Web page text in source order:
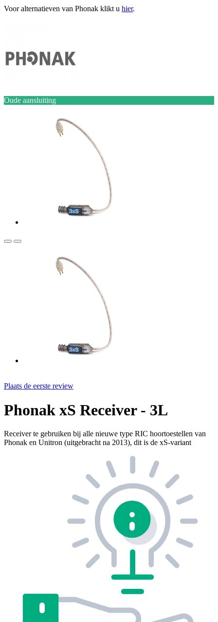
Voor alternatieven van Phonak klikt u hier.
Oude aansluiting
Plaats de eerste review
Phonak xS Receiver - 3L
Receiver te gebruiken bij alle nieuwe type RIC hoortoestellen van
Phonak en Unitron (uitgebracht na 2013), dit is de xS-variant